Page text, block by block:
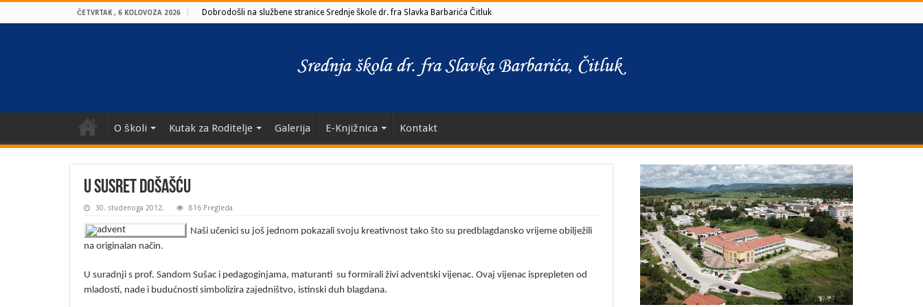
ČETVRTAK , 6 KOLOVOZA 2026 Dobrodošli na službene stranice Srednje škole dr. fra Slavka Barbarića Čitluk
O školi Kutak za Roditelje Galerija E-Knjižnica Kontakt
U susret došašću
30. studenoga 2012. 816 Pregleda
Naši učenici su još jednom pokazali svoju kreativnost tako što su predblagdansko vrijeme obilježili
na originalan način.
U suradnji s prof. Sandom Sušac i pedagoginjama, maturanti su formirali živi adventski vijenac. Ovaj vijenac isprepleten od
mladosti, nade i budućnosti simbolizira zajedništvo, istinski duh blagdana.